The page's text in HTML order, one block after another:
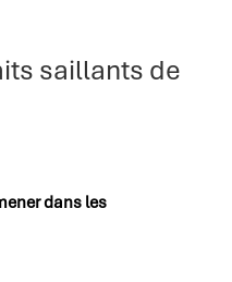
saillants de
dans les